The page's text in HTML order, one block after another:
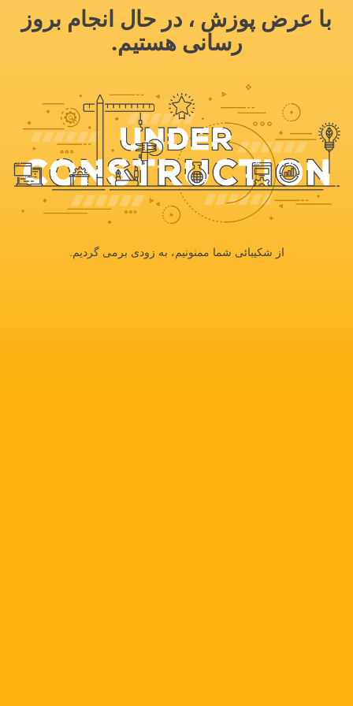
با عرض پوزش ، در حال انجام بروز
رسانی هستیم.
از شکیبائی شما ممنونیم، به زودی برمی گردیم.